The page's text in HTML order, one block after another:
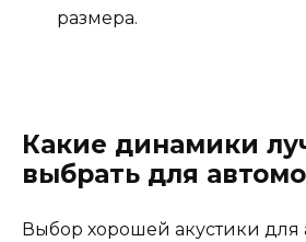
размера.
Какие динамики
выбрать для
Выбор хорошей акустики для